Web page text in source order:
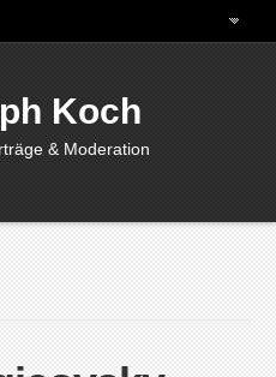
Koch
& Moderation